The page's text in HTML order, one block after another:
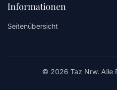
Informationen
Seitenübersicht
© 2026 Taz Nrw. Alle